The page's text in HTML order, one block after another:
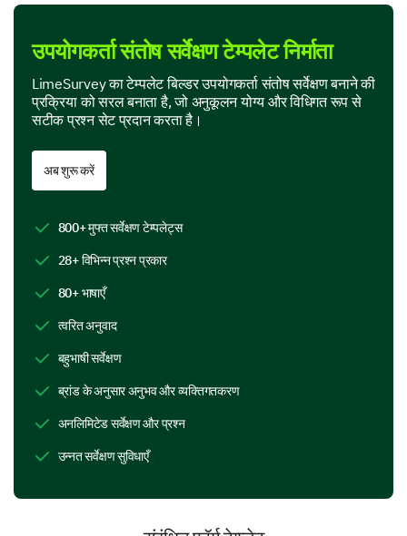
Referral
Advertisement
Search engine
Other:
Delving into Specifics
Next, we would like to explore specific aspects of
your experience to pinpoint what we are doing well
and where we can improve.
Please rate the following aspects of our service
satisfied):
Quality of service
Speed of service
उपयोगकर्ता संतोष सर्वेक्षण टेम्पलेट निर्माता
LimeSurvey का टेम्पलेट बिल्डर उपयोगकर्ता संतोष सर्वेक्षण बनाने की
प्रक्रिया को सरल बनाता है, जो अनुकूलन योग्य और विधिगत रूप से
सटीक प्रश्न सेट प्रदान करता है।
अब शुरू करें
800+ मुफ्त सर्वेक्षण टेम्पलेट्स
28+ विभिन्न प्रश्न प्रकार
80+ भाषाएँ
त्वरित अनुवाद
बहुभाषी सर्वेक्षण
ब्रांड के अनुसार अनुभव और व्यक्तिगतकरण
अनलिमिटेड सर्वेक्षण और प्रश्न
उन्नत सर्वेक्षण सुविधाएँ